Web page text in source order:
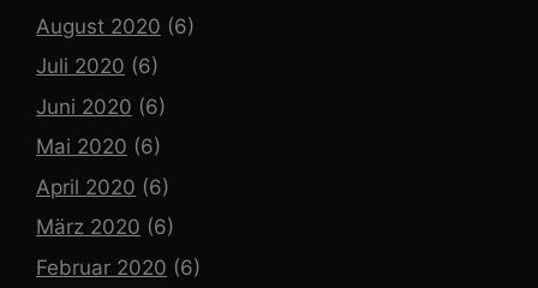
August 2020 (6)
Juli 2020 (6)
Juni 2020 (6)
Mai 2020 (6)
April 2020 (6)
März 2020 (6)
Februar 2020 (6)